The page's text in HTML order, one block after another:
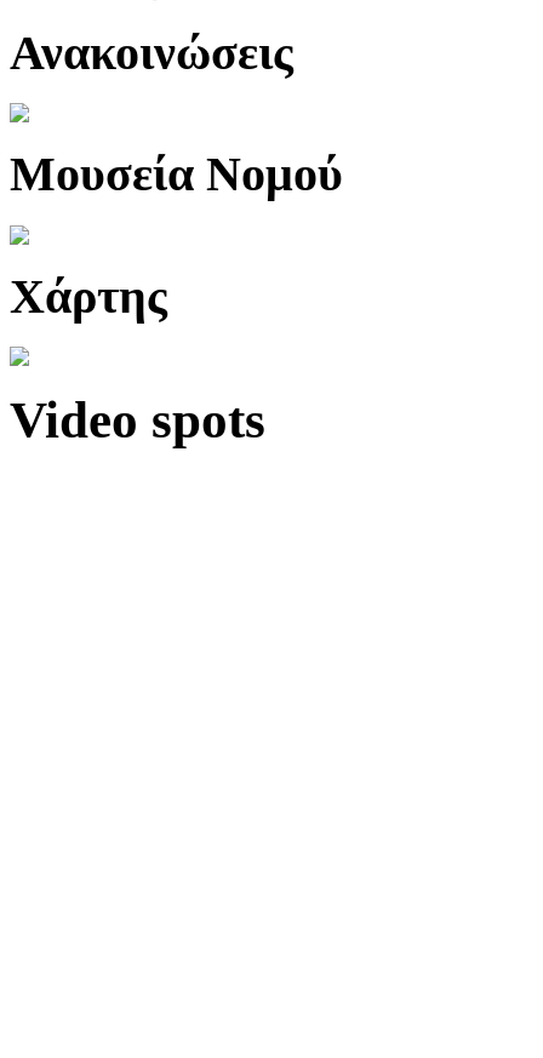
Ανακοινώσεις
Μουσεία Νομού
Χάρτης
Video spots